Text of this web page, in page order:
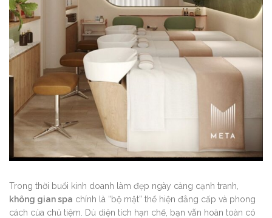
Trong thời buổi kinh doanh làm đẹp ngày càng cạnh tranh,
không gian spa chính là “bộ mặt” thể hiện đẳng cấp và phong
cách của chủ tiệm. Dù diện tích hạn chế, bạn vẫn hoàn toàn có